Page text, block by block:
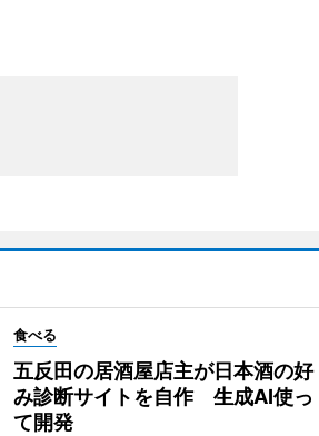
食べる
五反田の居酒屋店主が日本酒の好
み診断サイトを自作 生成AI使っ
て開発